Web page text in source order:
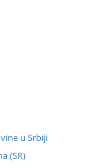
u Srbiji
(SR)